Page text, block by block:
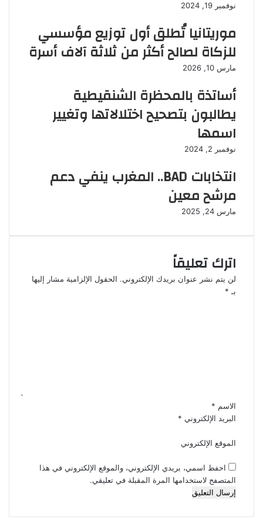
نوفمبر 19, 2024
موريتانيا تُطلق أول توزيع مؤسسي
للزكاة لصالح أكثر من ثلاثة آلاف أسرة
مارس 10, 2026
أساتذة بالمحظرة الشنقيطية
يطالبون بتصحيح اختلالاتها وتغيير
اسمها
نوفمبر 2, 2024
انتخابات BAD.. المغرب ينفي دعم
مرشح معين
مارس 24, 2025
اترك تعليقاً
لن يتم نشر عنوان بريدك الإلكتروني. الحقول الإلزامية مشار إليها
بـ *
الاسم *
البريد الإلكتروني *
الموقع الإلكتروني
احفظ اسمي، بريدي الإلكتروني، والموقع الإلكتروني في هذا
المتصفح لاستخدامها المرة المقبلة في تعليقي.